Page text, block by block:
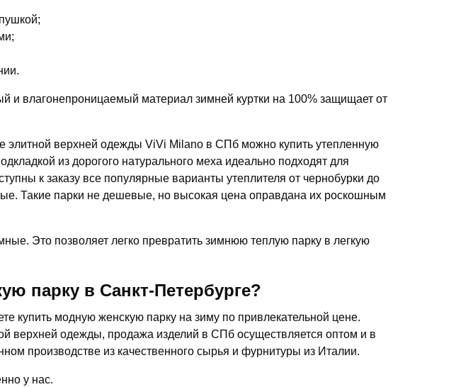
и влагонепроницаемый материал зимней куртки на 100% защищает от
элитной верхней одежды ViVi Milano в СПб можно купить утепленную
из дорогого натурального меха идеально подходят для
к заказу все популярные варианты утеплителя от чернобурки до
Такие парки не дешевые, но высокая цена оправдана их роскошным
Это позволяет легко превратить зимнюю теплую парку в легкую
парку в Санкт-Петербурге?
купить модную женскую парку на зиму по привлекательной цене.
верхней одежды, продажа изделий в СПб осуществляется оптом и в
производстве из качественного сырья и фурнитуры из Италии.
у нас.